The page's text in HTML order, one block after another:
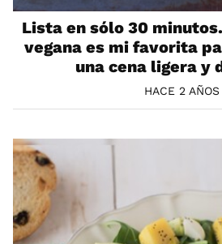
Lista en sólo 30
vegana es mi favorita
una cena ligera y
HACE 2 AÑOS